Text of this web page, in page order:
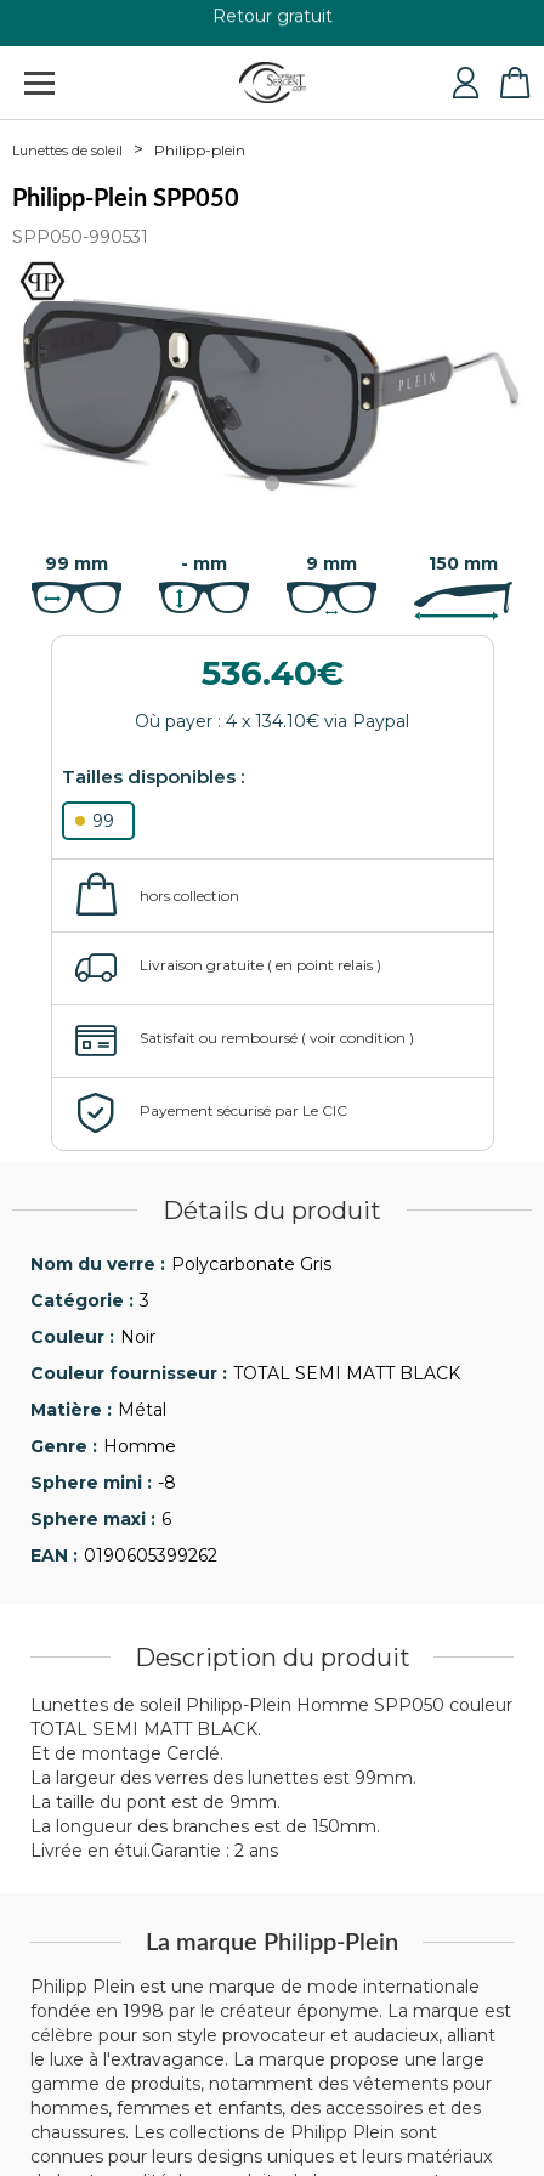
+33 4 79 24 76 84
Lunettes de soleil Philipp-plein
Philipp-Plein SPP050
SPP050-990531
99 mm - mm 9 mm 150 mm
536.40
99
Détails du produit
Polycarbonate Gris
3
Noir
TOTAL SEMI MATT BLACK
Métal
Homme
-8
6
0190605399262
Description du produit
Lunettes de soleil Philipp-Plein Homme SPP050 couleur
TOTAL SEMI MATT BLACK.
Et de montage Cerclé.
La largeur des verres des lunettes est 99mm.
La taille du pont est de 9mm.
La longueur des branches est de 150mm.
Livrée en étui.Garantie : 2 ans
La marque Philipp-Plein
Philipp Plein est une marque de mode internationale
fondée en 1998 par le créateur éponyme. La marque est
célèbre pour son style provocateur et audacieux, alliant
le luxe à l'extravagance. La marque propose une large
gamme de produits, notamment des vêtements pour
hommes, femmes et enfants, des accessoires et des
chaussures. Les collections de Philipp Plein sont
connues pour leurs designs uniques et leurs matériaux